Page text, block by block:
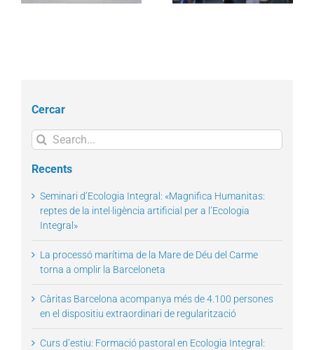
Cercar
Search
for:
Recents
Seminari d’Ecologia Integral: «Magnifica Humanitas:
reptes de la intel·ligència artificial per a l’Ecologia
Integral»
La processó marítima de la Mare de Déu del Carme
torna a omplir la Barceloneta
Càritas Barcelona acompanya més de 4.100 persones
en el dispositiu extraordinari de regularització
Curs d’estiu: Formació pastoral en Ecologia Integral: